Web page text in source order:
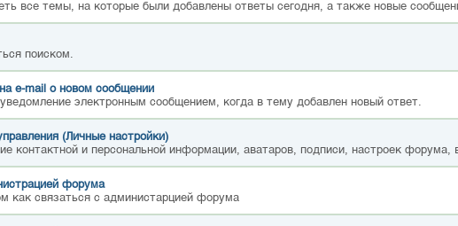
все темы, на которые были добавлены ответы сегодня, а также новые
поиском.
е-mail о новом сообщении
электронным сообщением, когда в тему добавлен новый ответ.
(Личные настройки)
контактной и персональной информации, аватаров, подписи, настроек форума,
форума
как связаться с администарцией форума